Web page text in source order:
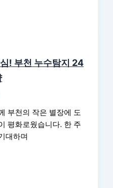
! 부천 누수탐지 24
부천의 작은 별장에 도
평화로웠습니다. 한 주
대하며